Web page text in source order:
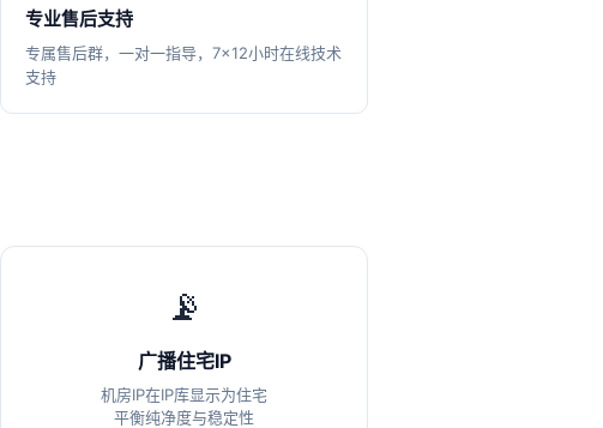
专业售后支持
专属售后群，一对一指导，7×12小时在线技术
支持
📡
广播住宅IP
机房IP在IP库显示为住宅
平衡纯净度与稳定性